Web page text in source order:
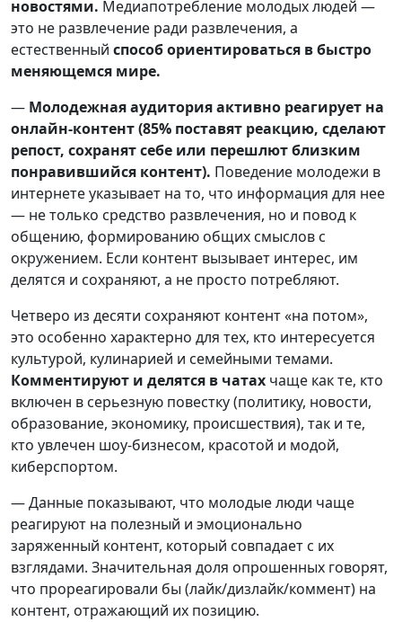
новостями. Медиапотребление молодых людей —
это не развлечение ради развлечения, а
естественный способ ориентироваться в быстро
меняющемся мире.
— Молодежная аудитория активно реагирует на
онлайн-контент (85% поставят реакцию, сделают
репост, сохранят себе или перешлют близким
понравившийся контент). Поведение молодежи в
интернете указывает на то, что информация для нее
— не только средство развлечения, но и повод к
общению, формированию общих смыслов с
окружением. Если контент вызывает интерес, им
делятся и сохраняют, а не просто потребляют.
Четверо из десяти сохраняют контент «на потом»,
это особенно характерно для тех, кто интересуется
культурой, кулинарией и семейными темами.
Комментируют и делятся в чатах чаще как те, кто
включен в серьезную повестку (политику, новости,
образование, экономику, происшествия), так и те,
кто увлечен шоу-бизнесом, красотой и модой,
киберспортом.
— Данные показывают, что молодые люди чаще
реагируют на полезный и эмоционально
заряженный контент, который совпадает с их
взглядами. Значительная доля опрошенных говорят,
что прореагировали бы (лайк/дизлайк/коммент) на
контент, отражающий их позицию.